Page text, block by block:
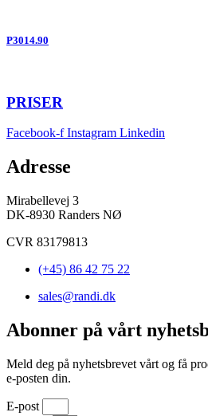
P3014.90
PRISER
Facebook-f Instagram Linkedin
Adresse
Mirabellevej 3
DK-8930 Randers NØ
CVR 83179813
(+45) 86 42 75 22
sales@randi.dk
Abonner på vårt
Meld deg på nyhetsbrevet vårt og få
e-posten din.
E-post